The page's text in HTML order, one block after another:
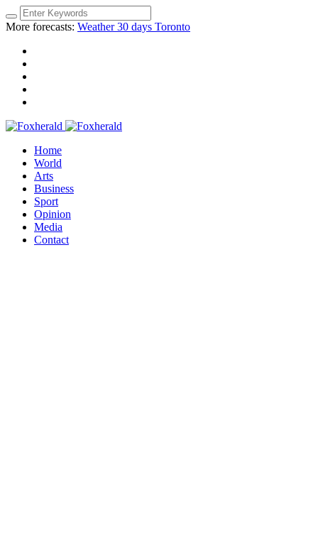
More forecasts: Weather 30 days Toronto
Home
World
Arts
Business
Sport
Opinion
Media
Contact